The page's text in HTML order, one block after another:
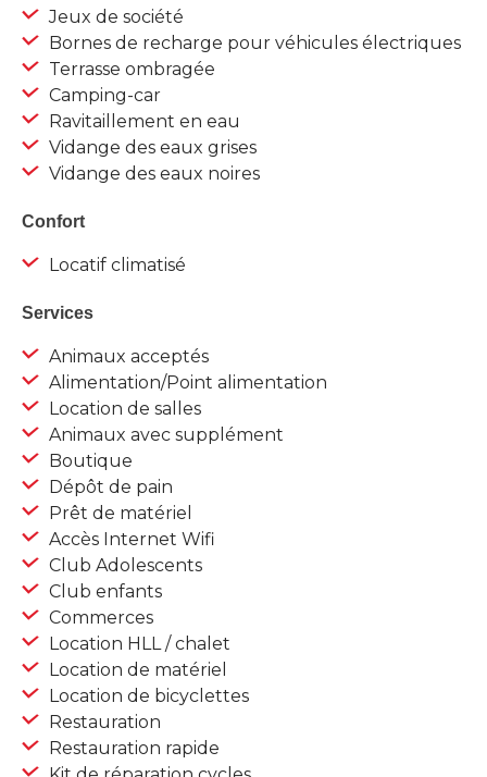
Jeux de société
Bornes de recharge pour véhicules électriques
Terrasse ombragée
Camping-car
Ravitaillement en eau
Vidange des eaux grises
Vidange des eaux noires
Confort
Locatif climatisé
Services
Animaux acceptés
Alimentation/Point alimentation
Location de salles
Animaux avec supplément
Boutique
Dépôt de pain
Prêt de matériel
Accès Internet Wifi
Club Adolescents
Club enfants
Commerces
Location HLL / chalet
Location de matériel
Location de bicyclettes
Restauration
Restauration rapide